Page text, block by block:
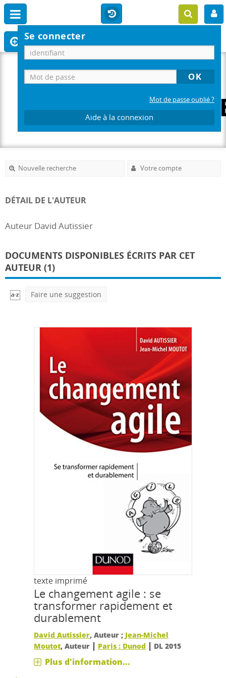
Se connecter
Mot de passe oublié ?
Aide à la connexion
Nouvelle recherche Votre compte
DÉTAIL DE L'AUTEUR
Auteur David Autissier
DOCUMENTS DISPONIBLES ÉCRITS PAR CET
AUTEUR (1)
Faire une suggestion
texte imprimé
Le changement agile : se
transformer rapidement et
durablement
David Autissier, Auteur ; Jean-Michel
Moutot, Auteur | Paris : Dunod | DL 2015
Plus d'information...